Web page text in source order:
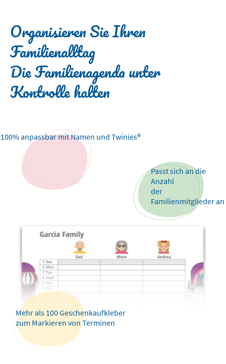
Organisieren Sie Ihren
Familienalltag
Die Familienagenda unter
Kontrolle halten
Passt sich an die
Anzahl
der
Familienmitglieder an
100% anpassbar mit Namen und Twinies®
Mehr als 100 Geschenkaufkleber
zum Markieren von Terminen